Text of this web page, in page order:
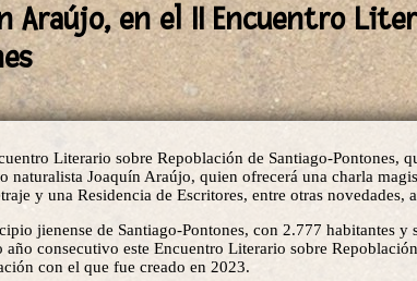
Araújo, en el II Encuentro
Literario sobre Repoblación de Santiago-Pontones,
naturalista Joaquín Araújo, quien ofrecerá una charla
y una Residencia de Escritores, entre otras novedades,
jienense de Santiago-Pontones, con 2.777 habitantes y
año consecutivo este Encuentro Literario sobre
con el que fue creado en 2023.